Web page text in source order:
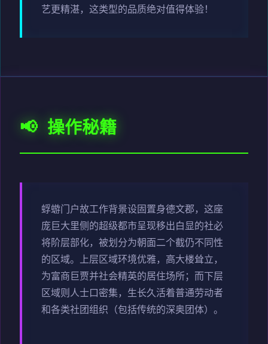
艺更精湛，这类型的品质绝对值得体验！
📢 操作秘籍
蜉蝣门户故工作背景设固置身德文郡，这座
庞巨大里侧的超级都市呈现移出白显的社必
将阶层部化，被划分为朝面二个截仍不同性
的区域。上层区域环境优雅，高大楼耸立，
为富商巨贾并社会精英的居住场所；而下层
区域则人士口密集，生长久活着普通劳动者
和各类社团组织（包括传统的深奥团体）。